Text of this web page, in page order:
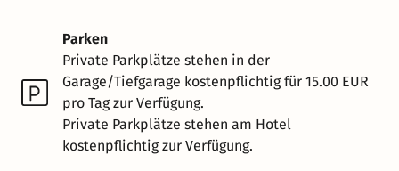
Parken
Private Parkplätze stehen in der
Garage/Tiefgarage kostenpflichtig für 15.00 EUR
pro Tag zur Verfügung.
Private Parkplätze stehen am Hotel
kostenpflichtig zur Verfügung.